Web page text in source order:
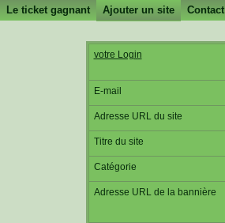
Le ticket gagnant Ajouter un site Contact
votre Login
E-mail
Adresse URL du site
Titre du site
Catégorie
Adresse URL de la bannière